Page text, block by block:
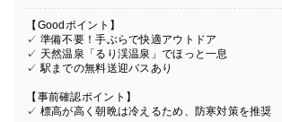
【Goodポイント】
✓ 準備不要！手ぶらで快適アウトドア
✓ 天然温泉「るり渓温泉」でほっと一息
✓ 駅までの無料送迎バスあり
【事前確認ポイント】
✓ 標高が高く朝晩は冷えるため、防寒対策を推奨